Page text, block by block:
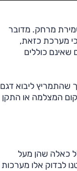
שמירת מרחק. מדובר
מערכת כזאת,
שאינם כוללים
מקורית, כך שהתמריץ ליבוא דגם
המצלמה או התקן
כאלה שהן מעל
לבדוק אלו מערכות